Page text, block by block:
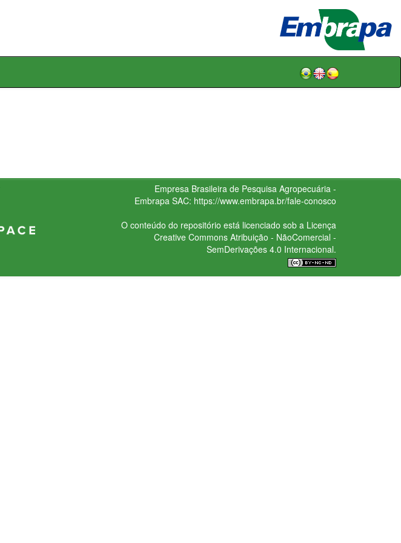
Empresa Brasileira de Pesquisa Agropecuária -
Embrapa SAC: https://www.embrapa.br/fale-conosco
O conteúdo do repositório está licenciado sob a Licença
Creative CommonsAtribuição - NãoComercial -
SemDerivações 4.0 Internacional.